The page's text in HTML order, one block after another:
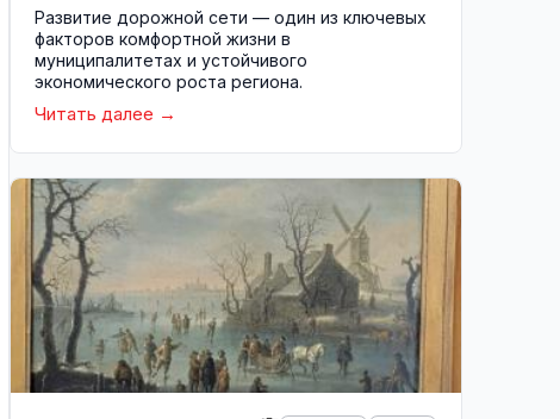
Развитие дорожной сети — один из ключевых
факторов комфортной жизни в
муниципалитетах и устойчивого
экономического роста региона.
Читать далее